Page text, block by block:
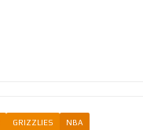
GRIZZLIES NBA